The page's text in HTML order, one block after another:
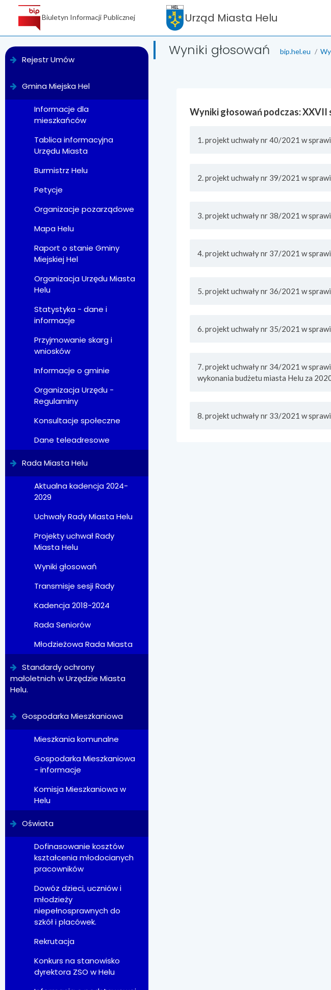
Biuletyn Informacji Publicznej
Rejestr Umów
Gmina Miejska Hel
Informacje dla
mieszkańców
Tablica informacyjna
Urzędu Miasta
Burmistrz Helu
Petycje
Organizacje pozarządowe
Mapa Helu
Raport o stanie Gminy
Miejskiej Hel
Organizacja Urzędu Miasta
Helu
Statystyka - dane i
informacje
Przyjmowanie skarg i
wniosków
Informacje o gminie
Organizacja Urzędu -
Regulaminy
Konsultacje społeczne
Dane teleadresowe
Rada Miasta Helu
Aktualna kadencja 2024-
2029
Uchwały Rady Miasta Helu
Projekty uchwał Rady
Miasta Helu
Wyniki głosowań
Transmisje sesji Rady
Kadencja 2018-2024
Rada Seniorów
Młodzieżowa Rada Miasta
Standardy ochrony
małoletnich w Urzędzie Miasta
Helu.
Gospodarka Mieszkaniowa
Mieszkania komunalne
Gospodarka Mieszkaniowa
- informacje
Komisja Mieszkaniowa w
Helu
Oświata
Dofinasowanie kosztów
kształcenia młodocianych
pracowników
Dowóz dzieci, uczniów i
młodzieży
niepełnosprawnych do
szkół i placówek.
Rekrutacja
Konkurs na stanowisko
dyrektora ZSO w Helu
Urząd Miasta Helu
Wyniki głosowań bip.hel.eu
Wyniki głosowań podczas:
1. projekt uchwały nr 40/2021 w
2. projekt uchwały nr 39/2021 w
3. projekt uchwały nr 38/2021 w
4. projekt uchwały nr 37/2021 w
5. projekt uchwały nr 36/2021 w
6. projekt uchwały nr 35/2021 w
7. projekt uchwały nr 34/2021 w
wykonania budżetu miasta Helu za
8. projekt uchwały nr 33/2021 w